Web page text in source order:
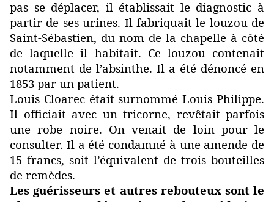
pas se déplacer, il établissait le diagnostic à
partir de ses urines. Il fabriquait le louzou de
Saint-Sébastien, du nom de la chapelle à côté
de laquelle il habitait. Ce louzou contenait
notamment de l’absinthe. Il a été dénoncé en
1853 par un patient.
Louis Cloarec était surnommé Louis Philippe.
Il officiait avec un tricorne, revêtait parfois
une robe noire. On venait de loin pour le
consulter. Il a été condamné à une amende de
15 francs, soit l’équivalent de trois bouteilles
de remèdes.
Les guérisseurs et autres rebouteux sont le